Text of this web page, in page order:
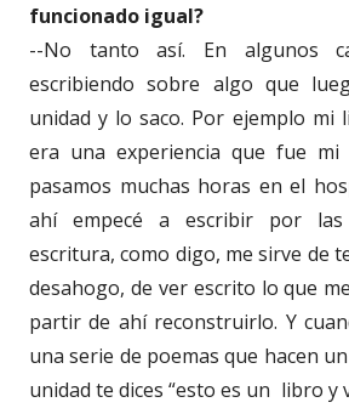
funcionado igual?
--No tanto así. En algunos
escribiendo sobre algo que
unidad y lo saco. Por ejemplo mi
era una experiencia que fue
pasamos muchas horas en el
ahí empecé a escribir por las
escritura, como digo, me sirve de
desahogo, de ver escrito lo que
partir de ahí reconstruirlo. Y
una serie de poemas que hacen
unidad te dices “esto es un libro y